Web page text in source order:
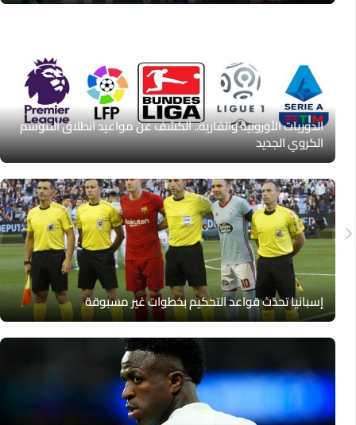
الدوريات الأوروبية والقارية.. الكشف عن مواعيد انطلاق الموسم
الكروي الجديد
إسبانيا تحدّث قواعد التحكيم بخطوات غير مسبوقة